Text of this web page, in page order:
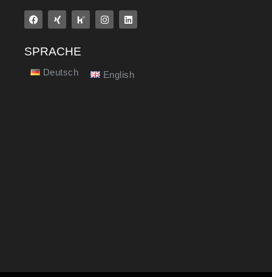
SPRACHE
Deutsch English